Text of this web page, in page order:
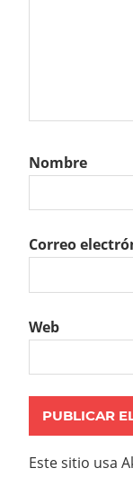
Nombre
Correo
Web
Este sitio usa